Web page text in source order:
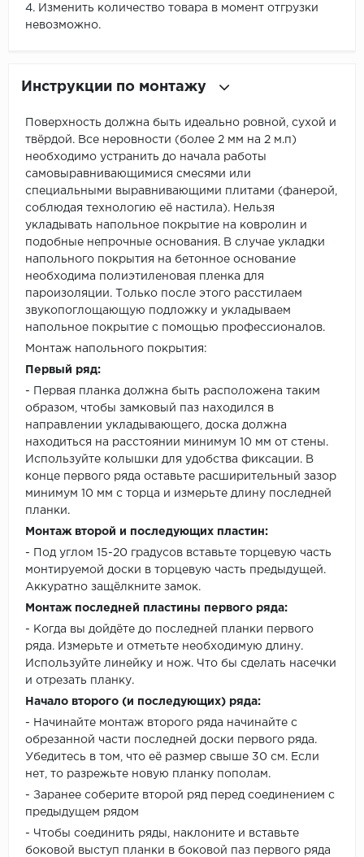
4. Изменить количество товара в момент отгрузки
невозможно.
Инструкции по монтажу
Поверхность должна быть идеально ровной, сухой и
твёрдой. Все неровности (более 2 мм на 2 м.п)
необходимо устранить до начала работы
самовыравнивающимися смесями или
специальными выравнивающими плитами (фанерой,
соблюдая технологию её настила). Нельзя
укладывать напольное покрытие на ковролин и
подобные непрочные основания. В случае укладки
напольного покрытия на бетонное основание
необходима полиэтиленовая пленка для
пароизоляции. Только после этого расстилаем
звукопоглощающую подложку и укладываем
напольное покрытие с помощью профессионалов.
Монтаж напольного покрытия:
Первый ряд:
- Первая планка должна быть расположена таким
образом, чтобы замковый паз находился в
направлении укладывающего, доска должна
находиться на расстоянии минимум 10 мм от стены.
Используйте колышки для удобства фиксации. В
конце первого ряда оставьте расширительный зазор
минимум 10 мм с торца и измерьте длину последней
планки.
Монтаж второй и последующих пластин:
- Под углом 15-20 градусов вставьте торцевую часть
монтируемой доски в торцевую часть предыдущей.
Аккуратно защёлкните замок.
Монтаж последней пластины первого ряда:
- Когда вы дойдёте до последней планки первого
ряда. Измерьте и отметьте необходимую длину.
Используйте линейку и нож. Что бы сделать насечки
и отрезать планку.
Начало второго (и последующих) ряда:
- Начинайте монтаж второго ряда начинайте с
обрезанной части последней доски первого ряда.
Убедитесь в том, что её размер свыше 30 см. Если
нет, то разрежьте новую планку пополам.
- Заранее соберите второй ряд перед соединением с
предыдущем рядом
- Чтобы соединить ряды, наклоните и вставьте
боковой выступ планки в боковой паз первого ряда